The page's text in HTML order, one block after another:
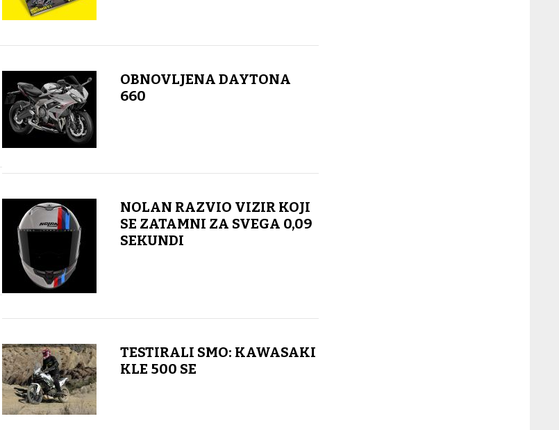
OBNOVLJENA DAYTONA
660
NOLAN RAZVIO VIZIR KOJI
SE ZATAMNI ZA SVEGA 0,09
SEKUNDI
TESTIRALI SMO: KAWASAKI
KLE 500 SE